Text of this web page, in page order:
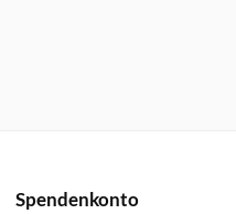
Spendenkonto